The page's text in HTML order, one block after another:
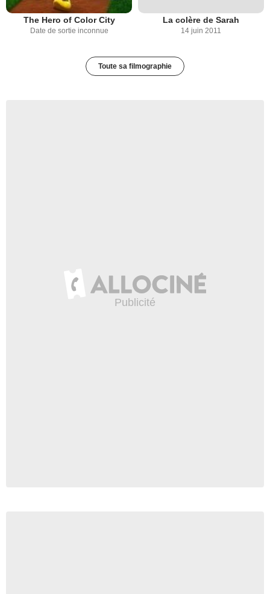
The Hero of Color City
Date de sortie inconnue
La colère de Sarah
14 juin 2011
Toute sa filmographie